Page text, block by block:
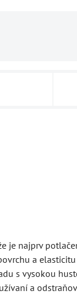
je najprv
a
s vysokou
a